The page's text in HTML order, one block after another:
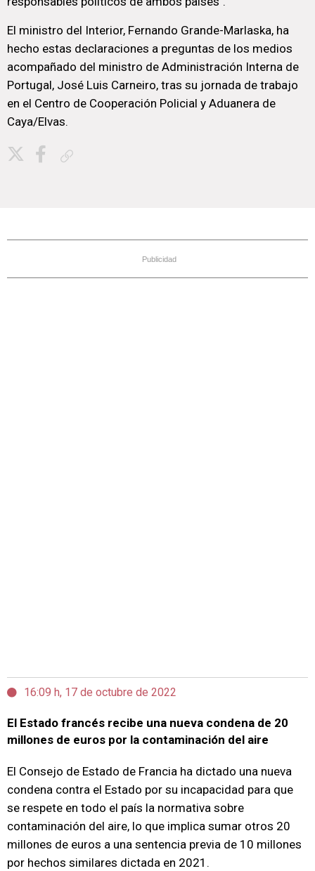
El ministro del Interior, Fernando Grande-Marlaska, ha
hecho estas declaraciones a preguntas de los medios
acompañado del ministro de Administración Interna de
Portugal, José Luis Carneiro, tras su jornada de trabajo
en el Centro de Cooperación Policial y Aduanera de
Caya/Elvas.
Publicidad
16:09 h, 17 de octubre de 2022
El Estado francés recibe una nueva condena de 20
millones de euros por la contaminación del aire
El Consejo de Estado de Francia ha dictado una nueva
condena contra el Estado por su incapacidad para que
se respete en todo el país la normativa sobre
contaminación del aire, lo que implica sumar otros 20
millones de euros a una sentencia previa de 10 millones
por hechos similares dictada en 2021.